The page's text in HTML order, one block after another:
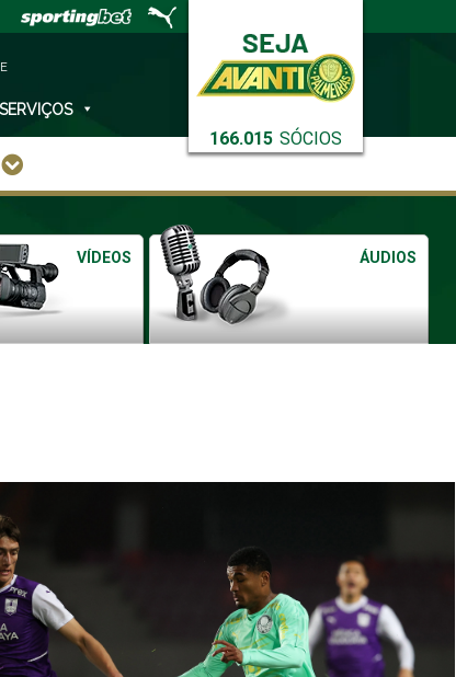
166.015 SÓCIOS
SERVIÇOS
VÍDEOS ÁUDIOS